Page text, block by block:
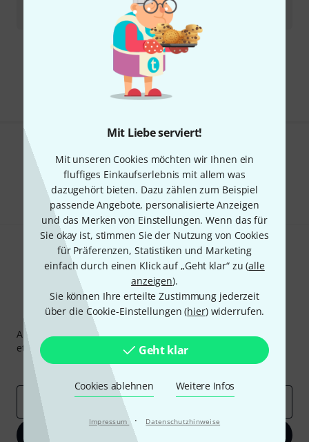
Mit Liebe serviert!
Mit unseren Cookies möchten wir Ihnen ein
fluffiges Einkaufserlebnis mit allem was
dazugehört bieten. Dazu zählen zum Beispiel
passende Angebote, personalisierte Anzeigen
und das Merken von Einstellungen. Wenn das für
Sie okay ist, stimmen Sie der Nutzung von Cookies
für Präferenzen, Statistiken und Marketing
einfach durch einen Klick auf „Geht klar“ zu (alle
anzeigen).
Sie können Ihre erteilte Zustimmung jederzeit
über die Cookie-Einstellungen (hier) widerrufen.
Geht klar
Cookies ablehnen Weitere Infos
Impressum · Datenschutzhinweise
UVP:441,29 €
Kostenloser Versand ab 29 €
Alle Preise inkl. MwSt.
Gefällt Ihnen, was Sie sehen?
Teilen Hilfe & Feedback
Thomann Newsletter
Abonniere den Thomann Newsletter und gewinne mit
etwas Glück einen von 50 Gutscheinen 50€
Inspirierende Beiträge
Deals Thomann Insights
E-Mail-Adresse*
Jetzt anmelden